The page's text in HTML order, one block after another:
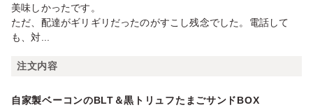
美味しかったです。
ただ、配達がギリギリだったのがすこし残念でした。電話して
も、対...
注文内容
自家製ベーコンのBLT＆黒トリュフたまごサンドBOX